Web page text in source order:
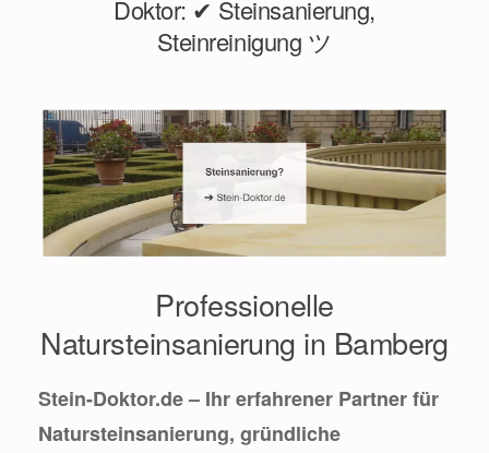
Doktor: ✔ Steinsanierung,
Steinreinigung ツ
Professionelle
Natursteinsanierung in Bamberg
Stein-Doktor.de – Ihr erfahrener Partner für
Natursteinsanierung, gründliche